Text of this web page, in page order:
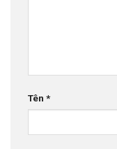
Tên *